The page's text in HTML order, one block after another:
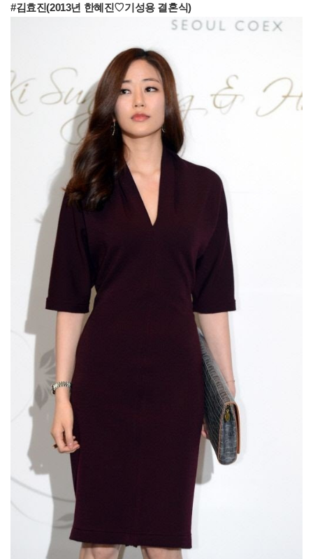
#김효진(2013년 한혜진♡기성용 결혼식)